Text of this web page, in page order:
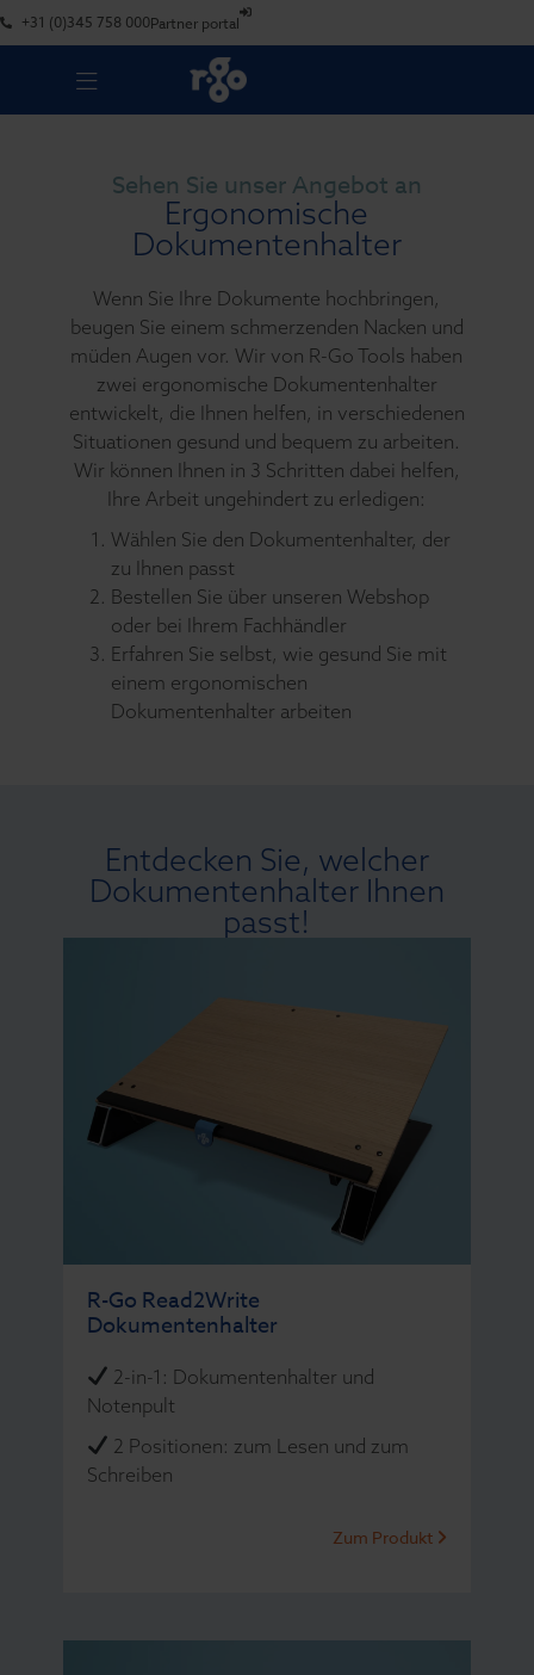
+31 (0)345 758 000Partner portal
Sehen Sie unser Angebot an
Ergonomische
Dokumentenhalter
Wenn Sie Ihre Dokumente hochbringen,
beugen Sie einem schmerzenden Nacken und
müden Augen vor. Wir von R-Go Tools haben
zwei ergonomische Dokumentenhalter
entwickelt, die Ihnen helfen, in verschiedenen
Situationen gesund und bequem zu arbeiten.
Wir können Ihnen in 3 Schritten dabei helfen,
Ihre Arbeit ungehindert zu erledigen:
Wählen Sie den Dokumentenhalter, der
zu Ihnen passt
Bestellen Sie über unseren Webshop
oder bei Ihrem Fachhändler
Erfahren Sie selbst, wie gesund Sie mit
einem ergonomischen
Dokumentenhalter arbeiten
Entdecken Sie, welcher
Dokumentenhalter Ihnen
passt!
R-Go Read2Write
Dokumentenhalter
2-in-1: Dokumentenhalter und
Notenpult
2 Positionen: zum Lesen und zum
Schreiben
Zum Produkt